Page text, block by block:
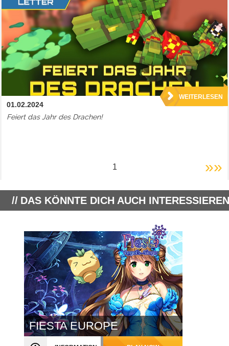
01.02.2024
Feiert das Jahr des Drachen!
WEITERLESEN
1 »»
DAS KÖNNTE DICH AUCH
FIESTA EUROPE